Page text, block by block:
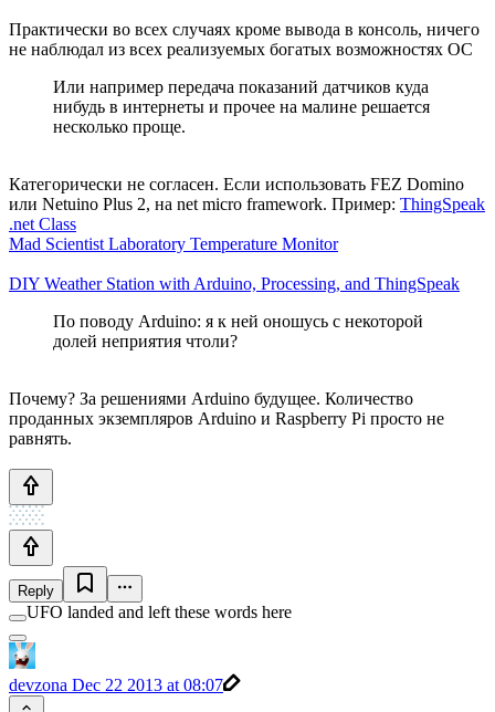
Практически во всех случаях кроме вывода в консоль, ничего
не наблюдал из всех реализуемых богатых возможностях ОС
Или например передача показаний датчиков куда
нибудь в интернеты и прочее на малине решается
несколько проще.
Категорически не согласен. Если использовать FEZ Domino
или Netuino Plus 2, на net micro framework. Пример: ThingSpeak
.net Class
Mad Scientist Laboratory Temperature Monitor
DIY Weather Station with Arduino, Processing, and ThingSpeak
По поводу Arduino: я к ней оношусь с некоторой
долей неприятия чтоли?
Почему? За решениями Arduino будущее. Количество
проданных экземпляров Arduino и Raspberry Pi просто не
равнять.
Reply
UFO landed and left these words here
devzona Dec 22 2013 at 08:07